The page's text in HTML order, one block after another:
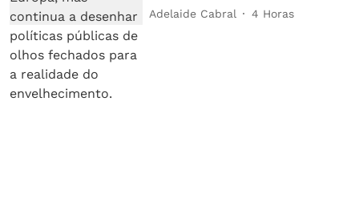
Adelaide Cabral 4 Horas